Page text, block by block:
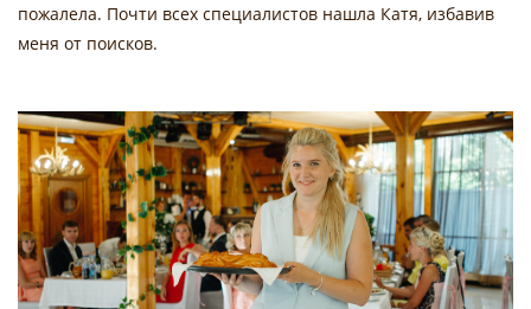
пожалела. Почти всех специалистов нашла Катя, избавив
меня от поисков.